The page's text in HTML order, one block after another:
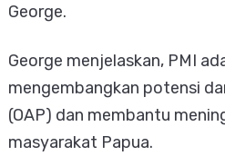
George.
George menjelaskan, PMI
mengembangkan potensi
(OAP) dan membantu
masyarakat Papua.